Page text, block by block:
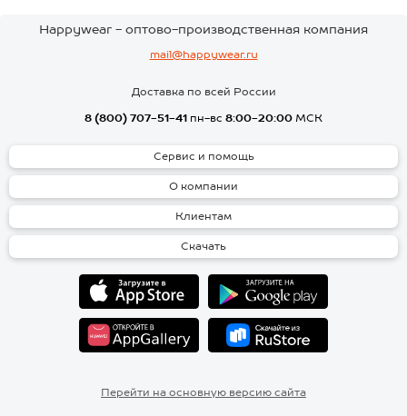
Happywear - оптово-производственная компания
mail@happywear.ru
Доставка по всей России
8 (800) 707-51-41 пн-вс 8:00-20:00 МСК
Сервис и помощь
О компании
Клиентам
Скачать
Перейти на основную версию сайта